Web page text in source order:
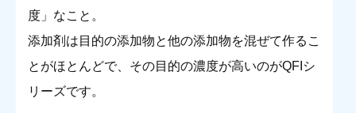
度」なこと。
添加剤は目的の添加物と他の添加物を混ぜて作るこ
とがほとんどで、その目的の濃度が高いのがQFIシ
リーズです。